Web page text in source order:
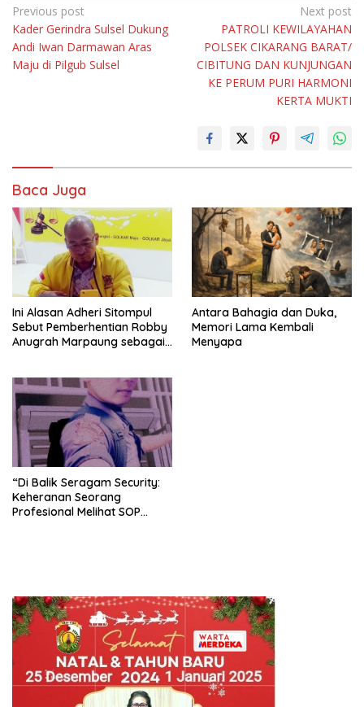
Navigasi
pos
Previous post
Kader Gerindra Sulsel Dukung
Andi Iwan Darmawan Aras
Maju di Pilgub Sulsel
Next post
PATROLI KEWILAYAHAN
POLSEK CIKARANG BARAT/
CIBITUNG DAN KUNJUNGAN
KE PERUM PURI HARMONI
KERTA MUKTI
Baca Juga
Ini Alasan Adheri Sitompul
Sebut Pemberhentian Robby
Anugrah Marpaung sebagai
Antara Bahagia dan Duka,
Memori Lama Kembali
Menyapa
“Di Balik Seragam Security:
Keheranan Seorang
Profesional Melihat SOP